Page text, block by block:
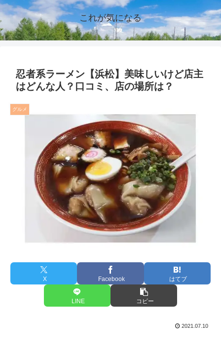
これが気になる
忍者系ラーメン【浜松】美味しいけど店主
はどんな人？口コミ、店の場所は？
グルメ
X Facebook はてブ
LINE コピー
2021.07.10